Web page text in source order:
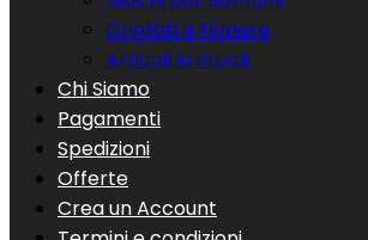
Grigliati e Fioriere
Articoli in Stock
Chi Siamo
Pagamenti
Spedizioni
Offerte
Crea un Account